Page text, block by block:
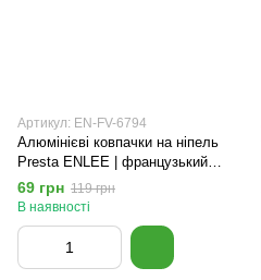
Артикул: EN-FV-6794
Алюмінієві ковпачки на ніпель
Presta ENLEE | французький
(FV) | 2шт | Чорний
69 грн 119 грн
В наявності